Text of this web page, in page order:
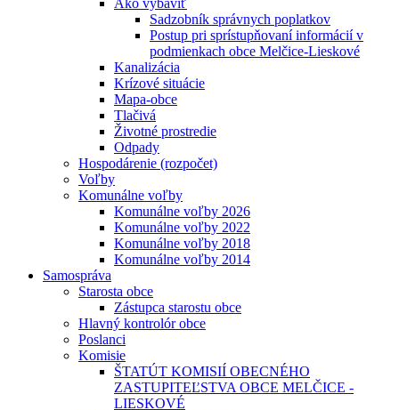
Ako vybaviť
Sadzobník správnych poplatkov
Postup pri sprístupňovaní informácií v
podmienkach obce Melčice-Lieskové
Kanalizácia
Krízové situácie
Mapa-obce
Tlačivá
Životné prostredie
Odpady
Hospodárenie (rozpočet)
Voľby
Komunálne voľby
Komunálne voľby 2026
Komunálne voľby 2022
Komunálne voľby 2018
Komunálne voľby 2014
Samospráva
Starosta obce
Zástupca starostu obce
Hlavný kontrolór obce
Poslanci
Komisie
ŠTATÚT KOMISIÍ OBECNÉHO
ZASTUPITEĽSTVA OBCE MELČICE -
LIESKOVÉ